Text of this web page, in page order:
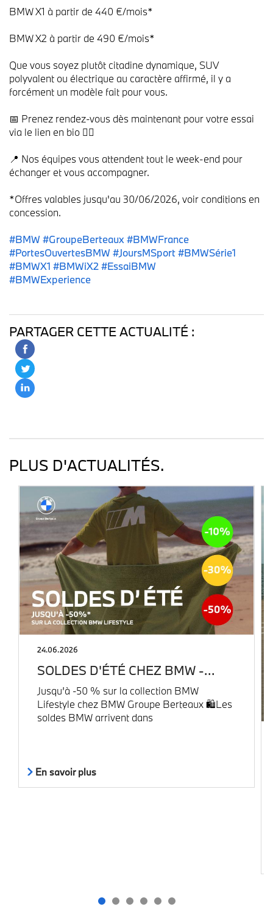
BMW X1 à partir de 440 €/mois*
BMW X2 à partir de 490 €/mois*
Que vous soyez plutôt citadine dynamique, SUV
polyvalent ou électrique au caractère affirmé, il y a
forcément un modèle fait pour vous.
📅 Prenez rendez-vous dès maintenant pour votre essai
via le lien en bio 👆🏼
📍 Nos équipes vous attendent tout le week-end pour
échanger et vous accompagner.
*Offres valables jusqu'au 30/06/2026, voir conditions en
concession.
#BMW#GroupeBerteaux#BMWFrance
#PortesOuvertesBMW#JoursMSport#BMWSérie1
#BMWX1 #BMWiX2#EssaiBMW
#BMWExperience
PARTAGER CETTE ACTUALITÉ :
PLUS D'ACTUALITÉS.
24.06.2026
SOLDES D'ÉTÉ CHEZ BMW -…
Jusqu’à -50 % sur la collection BMW
Lifestyle chez BMW Groupe Berteaux 🛍️Les
soldes BMW arrivent dans
En savoir plus